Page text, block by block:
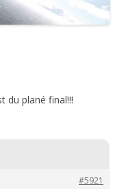
du plané final!!!
#5921